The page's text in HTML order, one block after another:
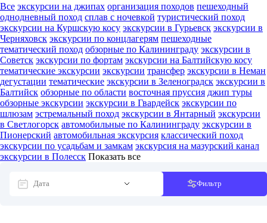
Все экскурсии на джипах организация походов пешеходный
однодневный поход сплав с ночевкой туристический поход
экскурсии на Куршскую косу экскурсии в Гурьевск экскурсии в
Черняховск экскурсии по концлагерям пешеходные
тематический поход обзорные по Калининграду экскурсии в
Советск экскурсии по фортам экскурсии на Балтийскую косу
тематические экскурсии экскурсии трансфер экскурсии в Неман
дегустации тематические экскурсии в Зеленоградск экскурсии в
Балтийск обзорные по области восточная пруссия джип туры
обзорные экскурсии экскурсии в Гвардейск экскурсии по
шлюзам эстремальный поход экскурсии в Янтарный экскурсии
в Светлогорск автомобильные по Калининграду экскурсии в
Пионерский автомобильная экскурсия классический поход
экскурсии по усадьбам и замкам экскурсия на мазурский канал
экскурсии в Полесск Показать все
Фильтр